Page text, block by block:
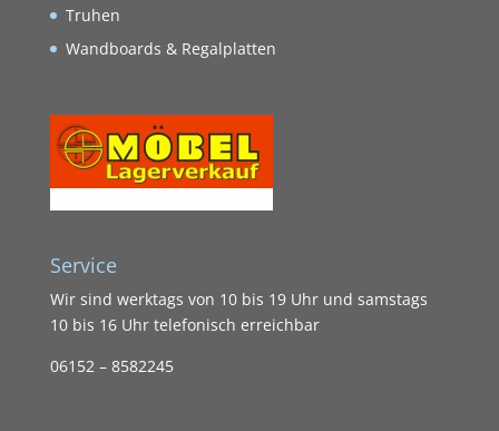
Truhen
Wandboards & Regalplatten
Service
Wir sind werktags von 10 bis 19 Uhr und samstags
10 bis 16 Uhr telefonisch erreichbar
06152 – 8582245